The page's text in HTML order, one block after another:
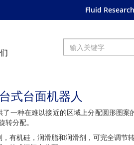
Fluid Research
式台面机器人
了一种在难以接近的区域上分配圆形图案
转分配。
有机硅，润滑脂和润滑剂，可完全调节